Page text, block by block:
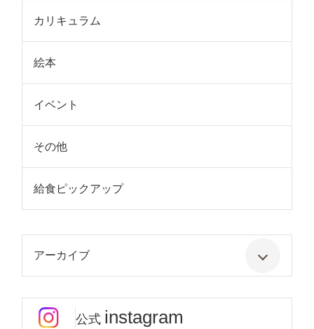
カリキュラム
絵本
イベント
その他
給食ピックアップ
アーカイブ
公式 instagram